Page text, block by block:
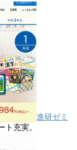
進研ゼミ
ト充実。